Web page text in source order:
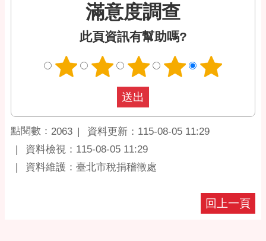
滿意度調查
此頁資訊有幫助嗎?
點閱數： 2063
資料更新：115-08-05 11:29
資料檢視：115-08-05 11:29
資料維護：臺北市稅捐稽徵處
回上一頁